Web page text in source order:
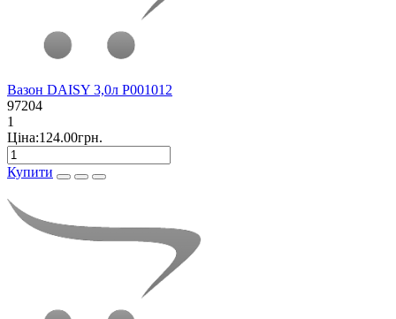
Вазон DAISY 3,0л P001012
97204
1
Ціна:124.00грн.
Купити